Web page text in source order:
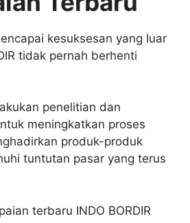
kesuksesan yang luar
tidak pernah berhenti
penelitian dan
meningkatkan proses
produk-produk
tuntutan pasar yang terus
terbaru INDO BORDIR